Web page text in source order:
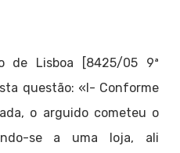
de Lisboa [8425/05 9ª
questão: «I- Conforme
o arguido cometeu o
se a uma loja, ali